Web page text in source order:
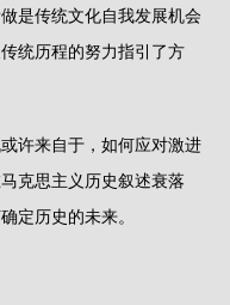
是传统文化自我发展机会
统历程的努力指引了方
许来自于，如何应对激进
克思主义历史叙述衰落
定历史的未来。